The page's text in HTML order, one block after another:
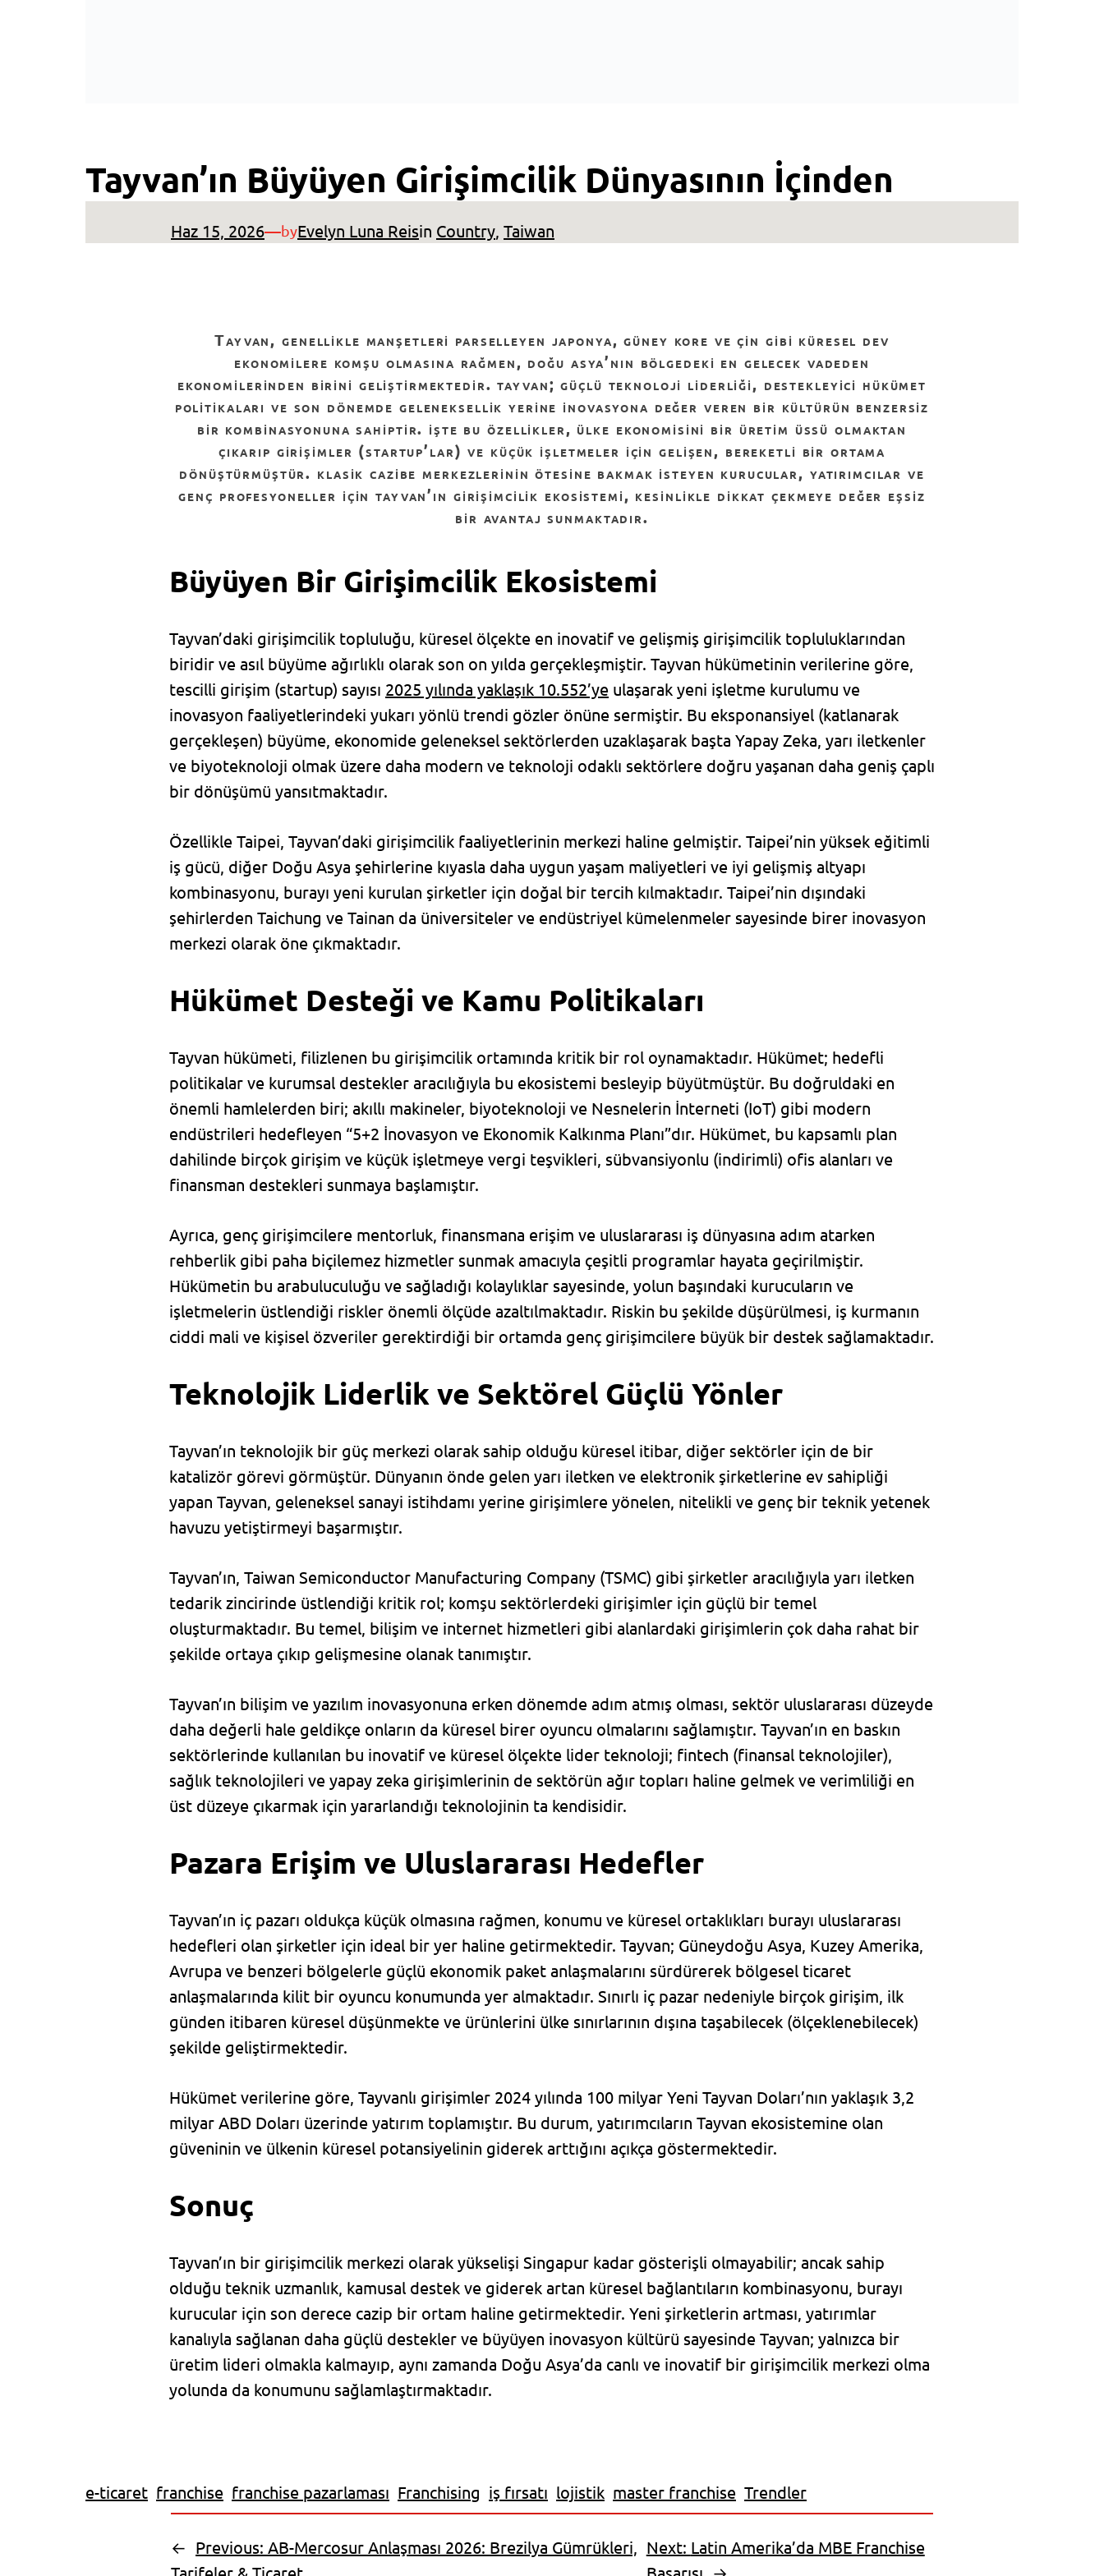
Tayvan’ın Büyüyen Girişimcilik Dünyasının İçinden
Haz 15, 2026—byEvelyn Luna Reisin Country, Taiwan
tayvan, genellikle manşetleri parselleyen japonya, güney kore ve çin gibi küresel dev
ekonomilere komşu olmasına rağmen, doğu asya’nın bölgedeki en gelecek vadeden
ekonomilerinden birini geliştirmektedir. tayvan; güçlü teknoloji liderliği, destekleyici hükümet
politikaları ve son dönemde geleneksellik yerine inovasyona değer veren bir kültürün benzersiz
bir kombinasyonuna sahiptir. i̇şte bu özellikler, ülke ekonomisini bir üretim üssü olmaktan
çıkarıp girişimler (startup’lar) ve küçük işletmeler için gelişen, bereketli bir ortama
dönüştürmüştür. klasik cazibe merkezlerinin ötesine bakmak isteyen kurucular, yatırımcılar ve
genç profesyoneller için tayvan’ın girişimcilik ekosistemi, kesinlikle dikkat çekmeye değer eşsiz
bir avantaj sunmaktadır.
Büyüyen Bir Girişimcilik Ekosistemi
Tayvan’daki girişimcilik topluluğu, küresel ölçekte en inovatif ve gelişmiş girişimcilik topluluklarından
biridir ve asıl büyüme ağırlıklı olarak son on yılda gerçekleşmiştir. Tayvan hükümetinin verilerine göre,
tescilli girişim (startup) sayısı 2025 yılında yaklaşık 10.552’ye ulaşarak yeni işletme kurulumu ve
inovasyon faaliyetlerindeki yukarı yönlü trendi gözler önüne sermiştir. Bu eksponansiyel (katlanarak
gerçekleşen) büyüme, ekonomide geleneksel sektörlerden uzaklaşarak başta Yapay Zeka, yarı iletkenler
ve biyoteknoloji olmak üzere daha modern ve teknoloji odaklı sektörlere doğru yaşanan daha geniş çaplı
bir dönüşümü yansıtmaktadır.
Özellikle Taipei, Tayvan’daki girişimcilik faaliyetlerinin merkezi haline gelmiştir. Taipei’nin yüksek eğitimli
iş gücü, diğer Doğu Asya şehirlerine kıyasla daha uygun yaşam maliyetleri ve iyi gelişmiş altyapı
kombinasyonu, burayı yeni kurulan şirketler için doğal bir tercih kılmaktadır. Taipei’nin dışındaki
şehirlerden Taichung ve Tainan da üniversiteler ve endüstriyel kümelenmeler sayesinde birer inovasyon
merkezi olarak öne çıkmaktadır.
Hükümet Desteği ve Kamu Politikaları
Tayvan hükümeti, filizlenen bu girişimcilik ortamında kritik bir rol oynamaktadır. Hükümet; hedefli
politikalar ve kurumsal destekler aracılığıyla bu ekosistemi besleyip büyütmüştür. Bu doğruldaki en
önemli hamlelerden biri; akıllı makineler, biyoteknoloji ve Nesnelerin İnterneti (IoT) gibi modern
endüstrileri hedefleyen “5+2 İnovasyon ve Ekonomik Kalkınma Planı”dır. Hükümet, bu kapsamlı plan
dahilinde birçok girişim ve küçük işletmeye vergi teşvikleri, sübvansiyonlu (indirimli) ofis alanları ve
finansman destekleri sunmaya başlamıştır.
Ayrıca, genç girişimcilere mentorluk, finansmana erişim ve uluslararası iş dünyasına adım atarken
rehberlik gibi paha biçilemez hizmetler sunmak amacıyla çeşitli programlar hayata geçirilmiştir.
Hükümetin bu arabuluculuğu ve sağladığı kolaylıklar sayesinde, yolun başındaki kurucuların ve
işletmelerin üstlendiği riskler önemli ölçüde azaltılmaktadır. Riskin bu şekilde düşürülmesi, iş kurmanın
ciddi mali ve kişisel özveriler gerektirdiği bir ortamda genç girişimcilere büyük bir destek sağlamaktadır.
Teknolojik Liderlik ve Sektörel Güçlü Yönler
Tayvan’ın teknolojik bir güç merkezi olarak sahip olduğu küresel itibar, diğer sektörler için de bir
katalizör görevi görmüştür. Dünyanın önde gelen yarı iletken ve elektronik şirketlerine ev sahipliği
yapan Tayvan, geleneksel sanayi istihdamı yerine girişimlere yönelen, nitelikli ve genç bir teknik yetenek
havuzu yetiştirmeyi başarmıştır.
Tayvan’ın, Taiwan Semiconductor Manufacturing Company (TSMC) gibi şirketler aracılığıyla yarı iletken
tedarik zincirinde üstlendiği kritik rol; komşu sektörlerdeki girişimler için güçlü bir temel
oluşturmaktadır. Bu temel, bilişim ve internet hizmetleri gibi alanlardaki girişimlerin çok daha rahat bir
şekilde ortaya çıkıp gelişmesine olanak tanımıştır.
Tayvan’ın bilişim ve yazılım inovasyonuna erken dönemde adım atmış olması, sektör uluslararası düzeyde
daha değerli hale geldikçe onların da küresel birer oyuncu olmalarını sağlamıştır. Tayvan’ın en baskın
sektörlerinde kullanılan bu inovatif ve küresel ölçekte lider teknoloji; fintech (finansal teknolojiler),
sağlık teknolojileri ve yapay zeka girişimlerinin de sektörün ağır topları haline gelmek ve verimliliği en
üst düzeye çıkarmak için yararlandığı teknolojinin ta kendisidir.
Pazara Erişim ve Uluslararası Hedefler
Tayvan’ın iç pazarı oldukça küçük olmasına rağmen, konumu ve küresel ortaklıkları burayı uluslararası
hedefleri olan şirketler için ideal bir yer haline getirmektedir. Tayvan; Güneydoğu Asya, Kuzey Amerika,
Avrupa ve benzeri bölgelerle güçlü ekonomik paket anlaşmalarını sürdürerek bölgesel ticaret
anlaşmalarında kilit bir oyuncu konumunda yer almaktadır. Sınırlı iç pazar nedeniyle birçok girişim, ilk
günden itibaren küresel düşünmekte ve ürünlerini ülke sınırlarının dışına taşabilecek (ölçeklenebilecek)
şekilde geliştirmektedir.
Hükümet verilerine göre, Tayvanlı girişimler 2024 yılında 100 milyar Yeni Tayvan Doları’nın yaklaşık 3,2
milyar ABD Doları üzerinde yatırım toplamıştır. Bu durum, yatırımcıların Tayvan ekosistemine olan
güveninin ve ülkenin küresel potansiyelinin giderek arttığını açıkça göstermektedir.
Sonuç
Tayvan’ın bir girişimcilik merkezi olarak yükselişi Singapur kadar gösterişli olmayabilir; ancak sahip
olduğu teknik uzmanlık, kamusal destek ve giderek artan küresel bağlantıların kombinasyonu, burayı
kurucular için son derece cazip bir ortam haline getirmektedir. Yeni şirketlerin artması, yatırımlar
kanalıyla sağlanan daha güçlü destekler ve büyüyen inovasyon kültürü sayesinde Tayvan; yalnızca bir
üretim lideri olmakla kalmayıp, aynı zamanda Doğu Asya’da canlı ve inovatif bir girişimcilik merkezi olma
yolunda da konumunu sağlamlaştırmaktadır.
e-ticaret franchise franchise pazarlaması Franchising iş fırsatı lojistik master franchise Trendler
← Previous: AB-Mercosur Anlaşması 2026: Brezilya Gümrükleri, Next: Latin Amerika’da MBE Franchise